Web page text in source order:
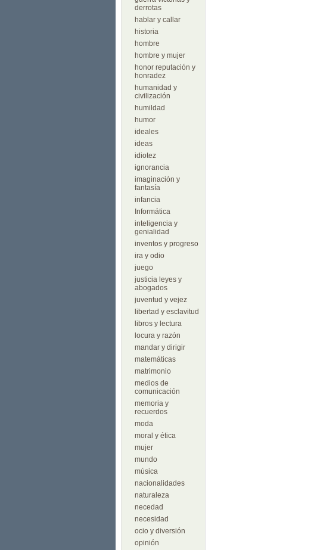
derrotas
hablar y callar
historia
hombre
hombre y mujer
honor reputación y
honradez
humanidad y
civilización
humildad
humor
ideales
ideas
idiotez
ignorancia
imaginación y
fantasía
infancia
Informática
inteligencia y
genialidad
inventos y progreso
ira y odio
juego
justicia leyes y
abogados
juventud y vejez
libertad y esclavitud
libros y lectura
locura y razón
mandar y dirigir
matemáticas
matrimonio
medios de
comunicación
memoria y
recuerdos
moda
moral y ética
mujer
mundo
música
nacionalidades
naturaleza
necedad
necesidad
ocio y diversión
opinión